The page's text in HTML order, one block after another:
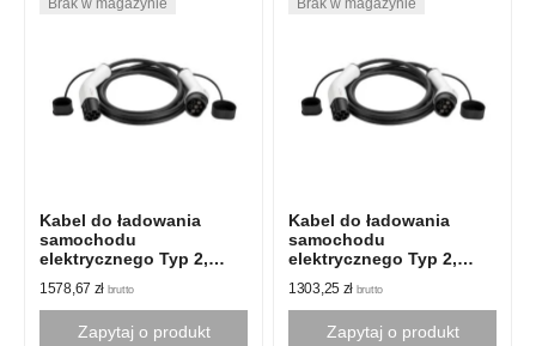
Kabel do ładowania
samochodu
elektrycznego Typ 2,
32A, 3-fazowy, 20m
1578,67 zł brutto
Zapytaj o produkt
Kabel do ładowania
samochodu
elektrycznego Typ 2,
32A, 3-fazowy, 15m
1303,25 zł brutto
Zapytaj o produkt